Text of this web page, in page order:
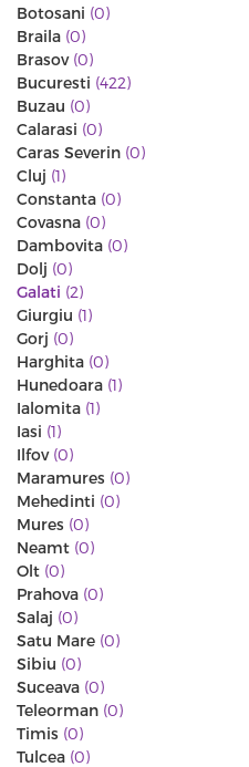
Botosani (0)
Braila (0)
Brasov (0)
Bucuresti (422)
Buzau (0)
Calarasi (0)
Caras Severin (0)
Cluj (1)
Constanta (0)
Covasna (0)
Dambovita (0)
Dolj (0)
Galati (2)
Giurgiu (1)
Gorj (0)
Harghita (0)
Hunedoara (1)
Ialomita (1)
Iasi (1)
Ilfov (0)
Maramures (0)
Mehedinti (0)
Mures (0)
Neamt (0)
Olt (0)
Prahova (0)
Salaj (0)
Satu Mare (0)
Sibiu (0)
Suceava (0)
Teleorman (0)
Timis (0)
Tulcea (0)